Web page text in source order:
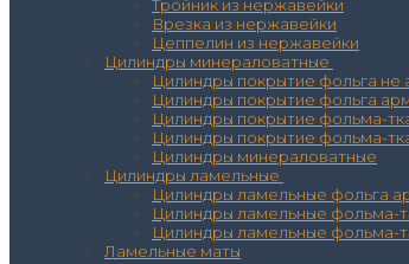
Тройник из нержавейки
Врезка из нержавейки
Цеппелин из нержавейки
Цилиндры минераловатные
Цилиндры покрытие фольга не
Цилиндры покрытие фольга
Цилиндры покрытие фольма-
Цилиндры покрытие фольма-
Цилиндры минераловатные
Цилиндры ламельные
Цилиндры ламельные фольга
Цилиндры ламельные фольма-
Цилиндры ламельные фольма-
Ламельные маты